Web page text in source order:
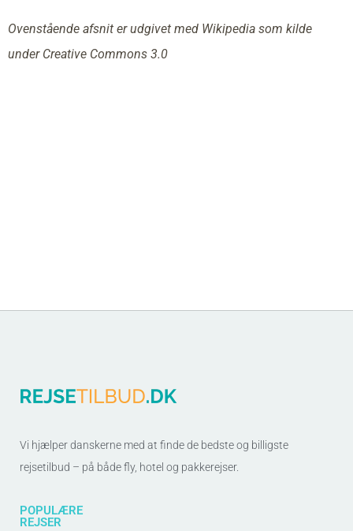
Ovenstående afsnit er udgivet med Wikipedia som kilde
under Creative Commons 3.0
Vi hjælper danskerne med at finde de bedste og billigste
rejsetilbud – på både fly, hotel og pakkerejser.
POPULÆRE
REJSER